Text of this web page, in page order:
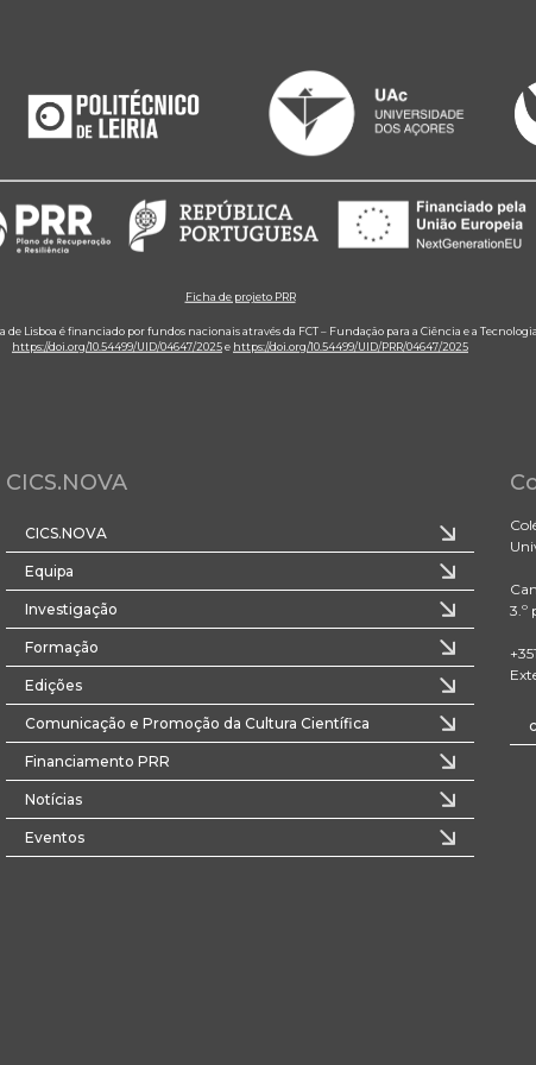
Ficha de projeto PRR
Lisboa é financiado por fundos nacionais através da FCT – Fundação para a Ciência e a
https://doi.org/10.54499/UID/04647/2025e https://doi.org/10.54499/UID/PRR/04647/2025
CICS.NOVA
CICS.NOVA
Equipa
Investigação
Formação
Edições
Comunicação e Promoção da Cultura Científica
Financiamento PRR
Notícias
Eventos
3.º